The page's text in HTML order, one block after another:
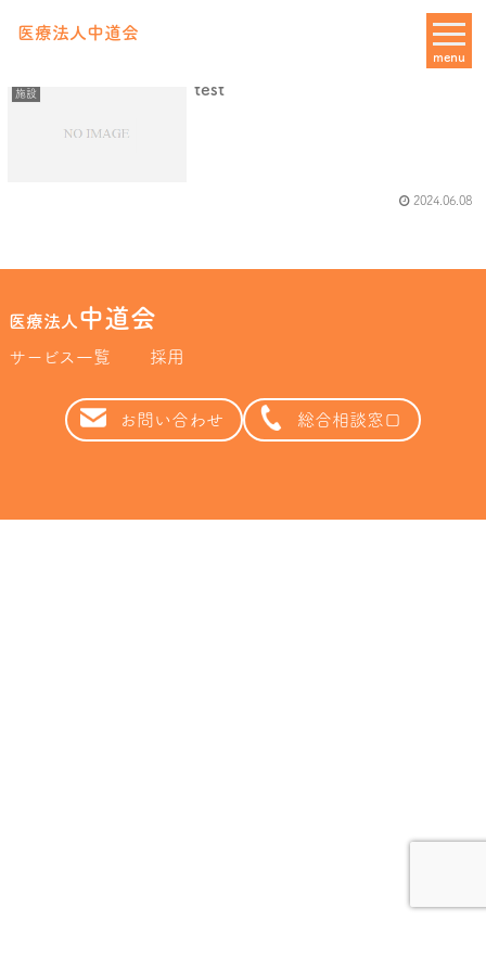
医療法人中道会
menu
デイサービス
施設 test
2024.06.08
医療法人 中道会
サービス一覧 採用
お問い合わせ 総合相談窓口